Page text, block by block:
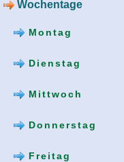
Wochentage
Montag
Dienstag
Mittwoch
Donnerstag
Freitag